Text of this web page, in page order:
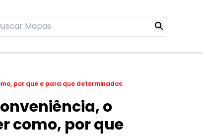
por que e para que determinados
o
como, por que